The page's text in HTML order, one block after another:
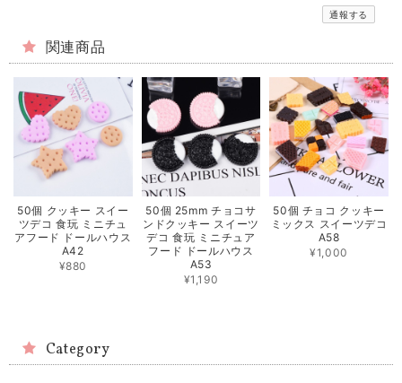
通報する
関連商品
50個 クッキー スイー
ツデコ 食玩 ミニチュ
アフード ドールハウス
A42
¥880
50個 25mm チョコサ
ンドクッキー スイーツ
デコ 食玩 ミニチュア
フード ドールハウス
A53
¥1,190
50個 チョコ クッキー
ミックス スイーツデコ
A58
¥1,000
Category